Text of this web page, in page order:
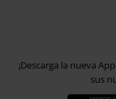
¡Descarga la nueva
sus